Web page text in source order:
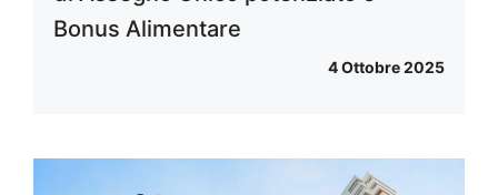
Bonus Alimentare
4 Ottobre 2025